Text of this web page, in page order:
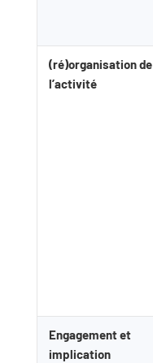
(ré)organisation de
l’activité
Engagement et
implication